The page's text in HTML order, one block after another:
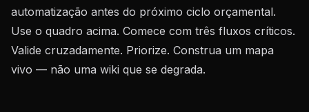
automatização antes do próximo ciclo orçamental.
Use o quadro acima. Comece com três fluxos críticos.
Valide cruzadamente. Priorize. Construa um mapa
vivo — não uma wiki que se degrada.